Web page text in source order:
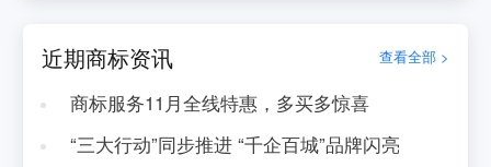
近期商标资讯 查看全部 >
商标服务11月全线特惠，多买多惊喜
“三大行动”同步推进 “千企百城”品牌闪亮